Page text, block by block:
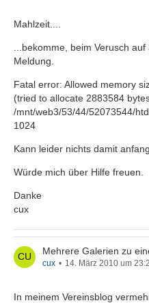
Mahlzeit....
...bekomme, beim Verusch
Meldung.
Fatal error: Allowed memory
(tried to allocate 2883584
/mnt/web3/53/44/52073544/
1024
Kann leider nichts damit
Würde mich über Hilfe freuen.
Danke
cux
Mehrere Galerien zu
cux 14. März 2010 um
In meinem Vereinsblog